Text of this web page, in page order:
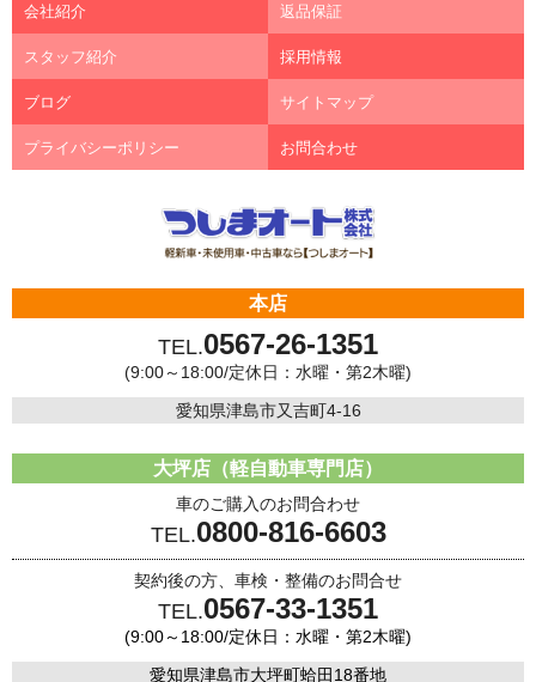
会社紹介 返品保証
スタッフ紹介 採用情報
ブログ サイトマップ
プライバシーポリシー お問合わせ
本店
TEL.0567-26-1351
(9:00～18:00/定休日：水曜・第2木曜)
愛知県津島市又吉町4-16
大坪店（軽自動車専門店）
車のご購入のお問合わせ
TEL.0800-816-6603
契約後の方、車検・整備のお問合せ
TEL.0567-33-1351
(9:00～18:00/定休日：水曜・第2木曜)
愛知県津島市大坪町蛤田18番地